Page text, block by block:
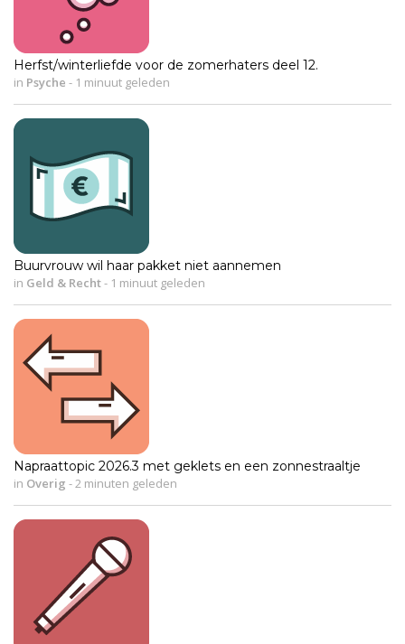
Herfst/winterliefde voor de zomerhaters deel 12.
in Psyche - 1 minuut geleden
Buurvrouw wil haar pakket niet aannemen
in Geld & Recht- 1 minuut geleden
Napraattopic 2026.3 met geklets en een zonnestraaltje
in Overig -2 minuten geleden